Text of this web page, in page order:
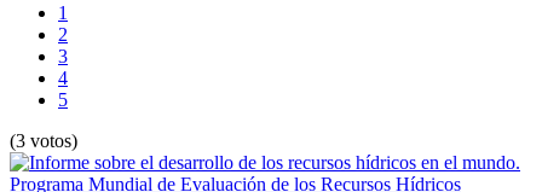
1
2
3
4
5
(3 votos)